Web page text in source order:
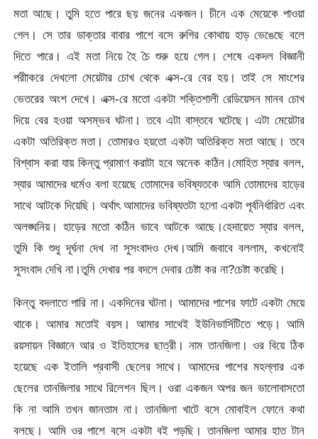
মতা আছে। তুমি হতে পারে ছয় জনের একজন। চীনে এক মেয়েকে পাওয়া
গেল। সে তার ডাক্তার বাবার পাশে বসে রুগির কোথায় হাড় ভেঙেছে বলে
দিতে পারে। এই মতা নিয়ে হৈ চৈ শুরু হয়ে গেল। শেষে একদল বিজ্ঞানী
পরীাকরে দেখলো মেয়েটার চোখ থেকে এক্স-রে বের হয়। তাই সে মাংশের
ভেতরের অংশ দেখে। এক্স-রে মতো একটা শক্তিশালী রেডিয়েসন মানব চোখ
দিয়ে বের হওয়া অসম্ভব ঘটনা। তবে এটা বাস্তবে ঘটেছে। এটা মেয়েটার
একটা অতিরিক্ত মতা। তোমারও হয়তো একটা অতিরিক্ত মতা আছে। তবে
বিশ্বাস করা যায় কিন্তু প্রামাণ করাটা হবে অনেক কঠিন।মোহিত স্যার বলল,
স্যার আমাদের ধর্মেও বলা হয়েছে তোমাদের ভবিষ্যতকে আমি তোমাদের হাড়ের
সাথে আটকে দিয়েছি। অর্থাৎ আমাদের ভবিষ্যতটা হলো একটা পূর্বনির্ধারিত এবং
অলঙ্ঘনিয়। হাড়ের মতো কঠিন ভাবে আটকে আছে।হেদায়েত স্যার বলল,
তুমি কি শুধু দূর্ঘনা দেখ না সুসংবাদও দেখ।আমি জবাবে বললাম, কখনোই
সুসংবাদ দেখি না।তুমি দেখার পর বদলে দেবার চেষ্টা কর না?চেষ্টা করেছি।
কিন্তু বদলাতে পারি না। একদিনের ঘটনা। আমাদের পাশের ফাটে একটা মেয়ে
থাকে। আমার মতোই বয়স। আমার সাথেই ইউনিভার্সিটিতে পড়ে। আমি
রয়সায়ন বিজ্ঞানে আর ও ইতিহাসের ছাত্রী। নাম তানজিলা। ওর বিয়ে ঠিক
হয়েছে এক ইতালি প্রবাসী ছেলের সাথে। আমাদের পাশের মহল্লার এক
ছেলের তানজিলার সাথে রিলেশন ছিল। ওরা একজন অপর জন ভালোবাসতো
কি না আমি তখন জানতাম না। তানজিলা খাটে বসে মোবাইল ফোনে কথা
বলছে। আমি ওর পাশে বসে একটা বই পড়ছি। তানজিলা আমার হাত টান